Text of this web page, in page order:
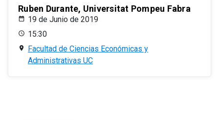
Ruben Durante, Universitat Pompeu Fabra
19 de Junio de 2019
15:30
Facultad de Ciencias Económicas y
Administrativas UC